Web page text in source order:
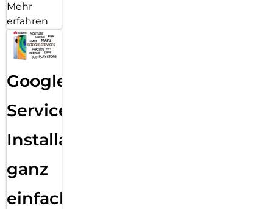
Mehr
erfahren
Google
Services
Installation
ganz
einfach